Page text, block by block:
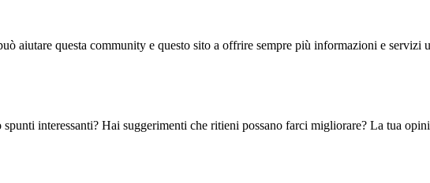
aiutare questa community e questo sito a offrire sempre più informazioni e servizi
interessanti? Hai suggerimenti che ritieni possano farci migliorare? La tua